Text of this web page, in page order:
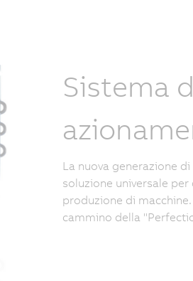
Sistema
La nuova generazione
soluzione universale
produzione di
cammino della